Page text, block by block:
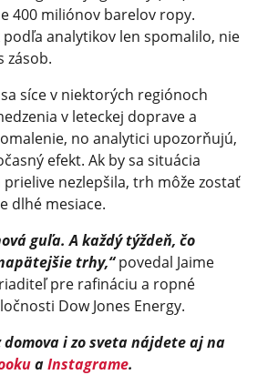
400 miliónov barelov ropy.
podľa analytikov len spomalilo, nie
zásob.
síce v niektorých regiónoch
v leteckej doprave a
no analytici upozorňujú,
efekt. Ak by sa situácia
nezlepšila, trh môže zostať
dlhé mesiace.
guľa. A každý týždeň, čo
trhy,“povedal Jaime
pre rafináciu a ropné
Dow Jones Energy.
domova i zo sveta nájdete aj na
aInstagrame.